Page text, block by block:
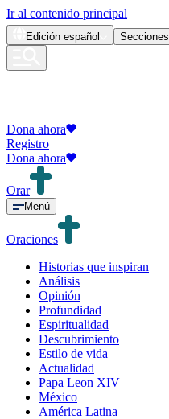
Ir al contenido principal
Edición español Secciones
Dona ahora
Registro
Dona ahora
Orar
Menú
Oraciones
Historias que inspiran
Análisis
Opinión
Profundidad
Espiritualidad
Descubrimiento
Estilo de vida
Actualidad
Papa Leon XIV
México
América Latina